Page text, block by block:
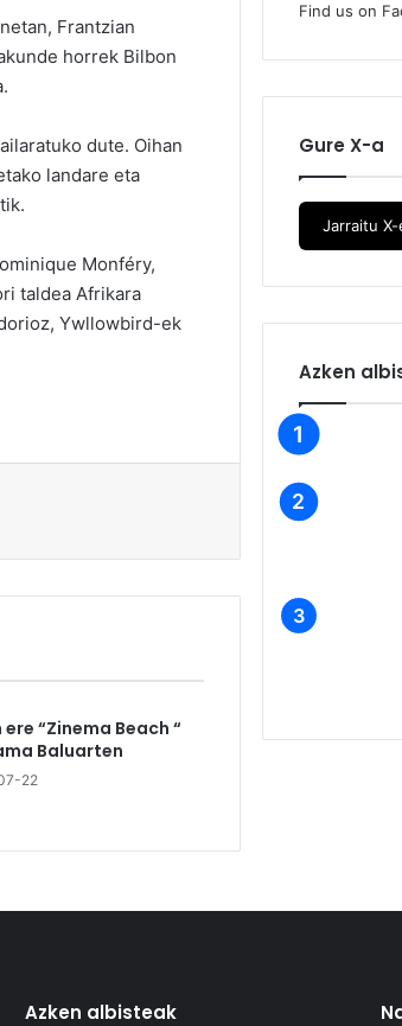
Frantzian
horrek Bilbon
dute. Oihan
landare eta
Monféry,
taldea Afrikara
Ywllowbird-ek
“Zinema Beach “
Baluarten
22
Find us on
Gure X-a
Jarraitu X-
Azken
Azken albisteak